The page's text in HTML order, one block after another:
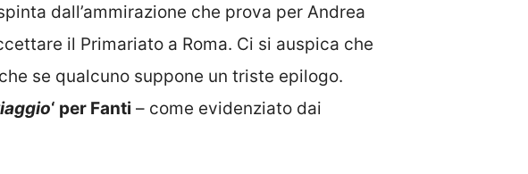
dall’ammirazione che prova per Andrea
il Primariato a Roma. Ci si auspica che
se qualcuno suppone un triste epilogo.
‘ per Fanti – come evidenziato dai